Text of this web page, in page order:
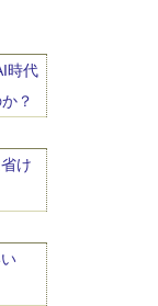
時代
？
け